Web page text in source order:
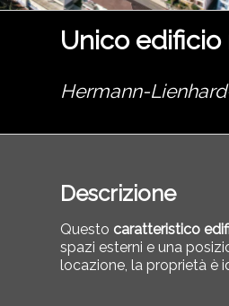
Unico edificio
Hermann-
Descrizione
Questo caratteristico
spazi esterni e una
locazione, la proprietà è